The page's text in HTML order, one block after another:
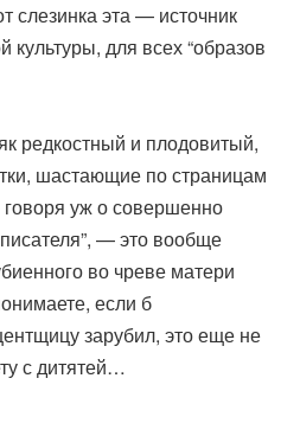
слезинка эта — источник
культуры, для всех “образов
редкостный и плодовитый,
шастающие по страницам
уж о совершенно
— это вообще
во чреве матери
если б
зарубил, это еще не
с дитятей…